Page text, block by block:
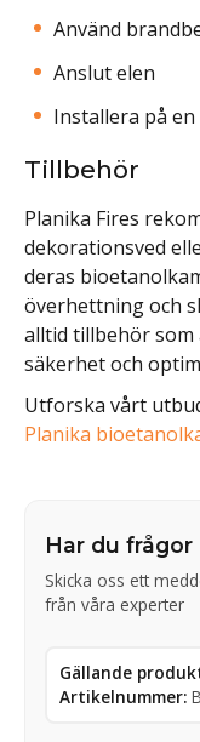
Använd
Anslut elen
Installera på
Tillbehör
Planika Fires
dekorationsved
deras
överhettning och
alltid tillbehör som
säkerhet och
Utforska vårt
Planika
Har du
Skicka oss ett
från våra experter
Gällande
Artikelnummer: